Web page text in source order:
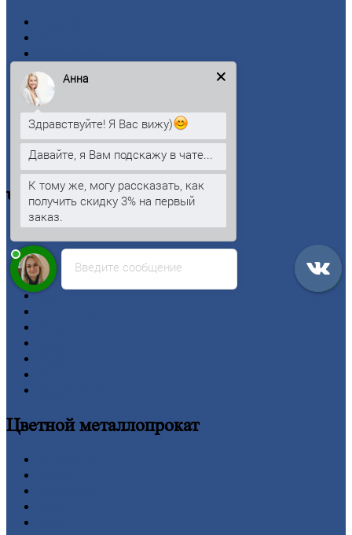
Заводы
Контакты
Прайс-лист
Новости
Личныйкабинет
Оформлениезаказа
Оплата
Черныйметаллопрокат
Двутавроваябалка (двутавр)
Квадрат
Круг
Лист
Цветнойметаллопрокат
Введите сообщение
Анна
Здравствуйте! Я Вас вижу)
Давайте, я Вам подскажу в чате...
К тому же, могу рассказать, как
получить скидку 3% на первый
заказ.